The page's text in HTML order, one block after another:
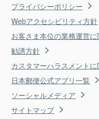
プライバシーポリシー
Webアクセシビリティ方針
お客さま本位の業務運営
勧誘方針
カスタマーハラスメント
日本郵便公式アプリ一覧
ソーシャルメディア
サイトマップ